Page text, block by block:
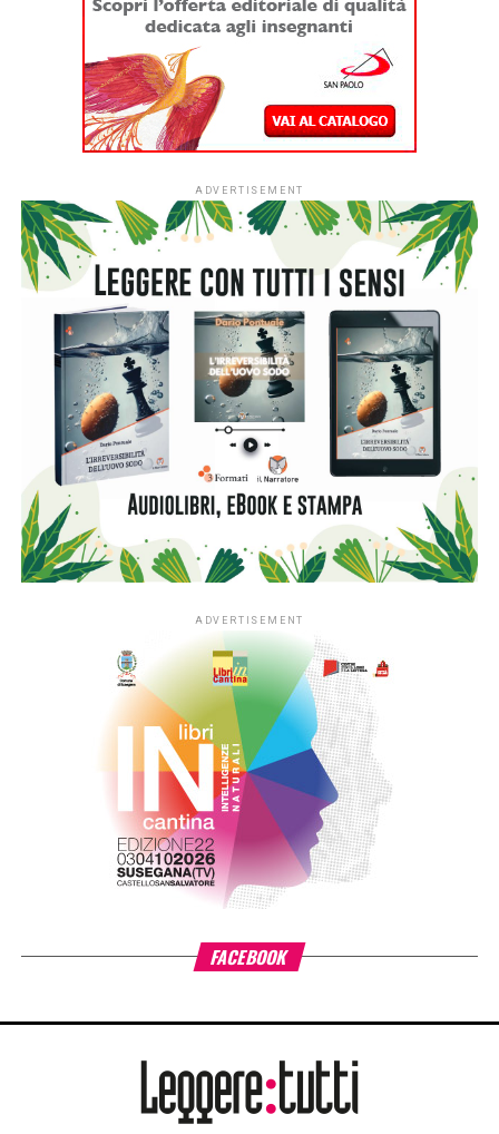
alcuni dei quali parteciperanno a una selezione destinata
alla premiazione dei vincitori.
Giovedi 22 luglio“Il Cinema racconta”.
Sarà proiettato il documentario del registaDaniele
di Monte Compatri in collaborazione con
Voce in Maschera,IustumòeThe Zoom Room. Il
documentario ha vinto il premio come miglior trailer
alPraga International Film Festivale il premio come
miglior documentario in India al Virgin Spring Cinefest
.
Dopo altre selezioni in Slovacchia, Italia e Gran Bretagna, il
documentario è stato selezionato allo
Standalone Film
Festival & Awards
di LosAngeles.
Saranno proiettati tre cortometraggi riguardanti tematiche
sociali (omofobia, caporalato/integrazione, sindrome di
hikikomori). Saranno presenti alcune associazioni del
territorio per animare un dibattito.
Venerdì 23 luglio“Proiezioni cortometraggi in
concorso”.
Serata dedicata al cinema di
animazione e al fumetto”.
La serata proseguirà con l’incontro con il
Gianmarco Fumasoli
. sceneggiatore ed
editore della casa editrice fumettisticaBugs Comics
parlerà di cinema e fumetto, con la proiezione di trailer
realizzati in animazione degli albi della serie horror a
Samuel Stern.
Domenica 25 luglio“Serata di chiusura
premiazione dei cortometraggi vincitori
premi del pubblico, sarà proiettato il film
Incontro con il registaEdoardo Stoppacciaroe con gli